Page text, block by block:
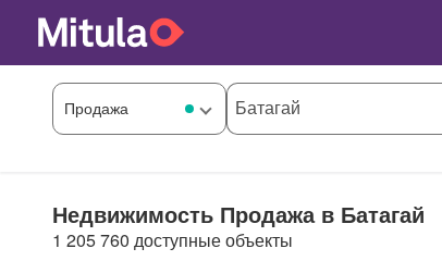
Недвижимость Продажа в Батагай
1 205 760 доступные объекты